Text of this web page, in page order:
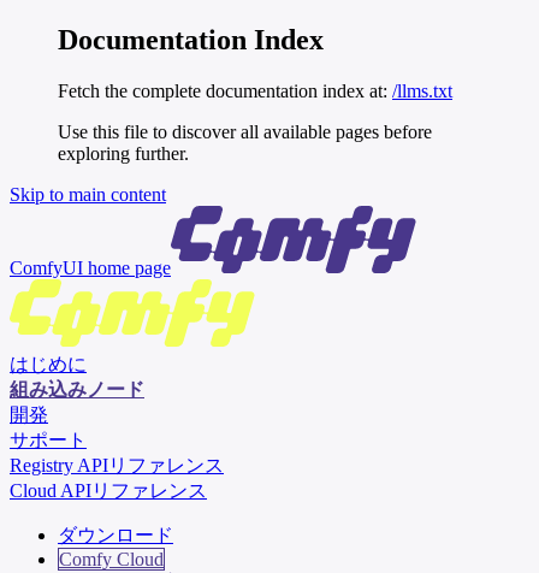
Documentation Index
Fetch the complete documentation index at: /llms.txt
Use this file to discover all available pages before
exploring further.
Skip to main content
ComfyUI home page
はじめに
組み込みノード
開発
サポート
Registry APIリファレンス
Cloud APIリファレンス
ダウンロード
Comfy Cloud